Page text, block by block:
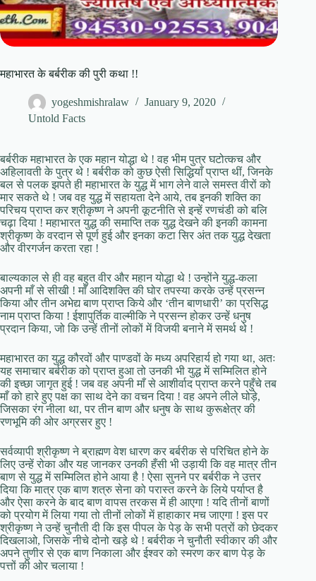
महाभारत के बर्बरीक की पुरी कथा !!
yogeshmishralaw
January 9, 2020
Untold Facts
बर्बरीक महाभारत के एक महान योद्धा थे ! वह भीम पुत्र घटोत्कच और
अहिलावती के पुत्र थे ! बर्बरीक को कुछ ऐसी सिद्धियाँ प्राप्त थीं, जिनके
बल से पलक झपते ही महाभारत के युद्ध में भाग लेने वाले समस्त वीरों को
मार सकते थे ! जब वह युद्ध में सहायता देने आये, तब इनकी शक्ति का
परिचय प्राप्त कर श्रीकृष्ण ने अपनी कूटनीति से इन्हें रणचंडी को बलि
चढ़ा दिया ! महाभारत युद्ध की समाप्ति तक युद्ध देखने की इनकी कामना
श्रीकृष्ण के वरदान से पूर्ण हुई और इनका कटा सिर अंत तक युद्ध देखता
और वीरगर्जन करता रहा !
बाल्यकाल से ही वह बहुत वीर और महान योद्धा थे ! उन्होंने युद्ध-कला
अपनी माँ से सीखी ! माँ आदिशक्ति की घोर तपस्या करके उन्हें प्रसन्न
किया और तीन अभेद्य बाण प्राप्त किये और ‘तीन बाणधारी’ का प्रसिद्ध
नाम प्राप्त किया ! ईशापुर्तिक वाल्मीकि ने प्रसन्न होकर उन्हें धनुष
प्रदान किया, जो कि उन्हें तीनों लोकों में विजयी बनाने में समर्थ थे !
महाभारत का युद्ध कौरवों और पाण्डवों के मध्य अपरिहार्य हो गया था, अतः
यह समाचार बर्बरीक को प्राप्त हुआ तो उनकी भी युद्ध में सम्मिलित होने
की इच्छा जागृत हुई ! जब वह अपनी माँ से आशीर्वाद प्राप्त करने पहुँचे तब
माँ को हारे हुए पक्ष का साथ देने का वचन दिया ! वह अपने लीले घोड़े,
जिसका रंग नीला था, पर तीन बाण और धनुष के साथ कुरूक्षेत्र की
रणभूमि की ओर अग्रसर हुए !
सर्वव्यापी श्रीकृष्ण ने ब्राह्मण वेश धारण कर बर्बरीक से परिचित होने के
लिए उन्हें रोका और यह जानकर उनकी हँसी भी उड़ायी कि वह मात्र तीन
बाण से युद्ध में सम्मिलित होने आया है ! ऐसा सुनने पर बर्बरीक ने उत्तर
दिया कि मात्र एक बाण शत्रु सेना को परास्त करने के लिये पर्याप्त है
और ऐसा करने के बाद बाण वापस तरकस में ही आएगा ! यदि तीनों बाणों
को प्रयोग में लिया गया तो तीनों लोकों में हाहाकार मच जाएगा ! इस पर
श्रीकृष्ण ने उन्हें चुनौती दी कि इस पीपल के पेड़ के सभी पत्रों को छेदकर
दिखलाओ, जिसके नीचे दोनो खड़े थे ! बर्बरीक ने चुनौती स्वीकार की और
अपने तुणीर से एक बाण निकाला और ईश्वर को स्मरण कर बाण पेड़ के
पत्तों की ओर चलाया !